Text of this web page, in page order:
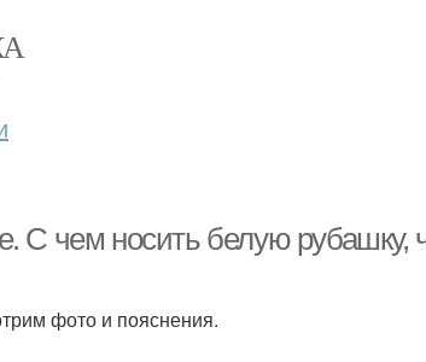
С чем носить белую рубашку,
фото и пояснения.